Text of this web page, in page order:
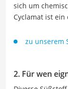
sich um
Cyclamat ist
zu unserem
2. Für wen